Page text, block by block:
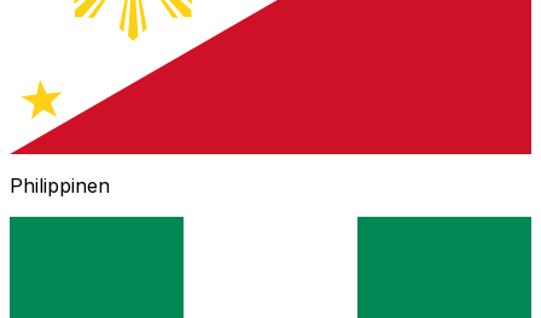
Philippinen